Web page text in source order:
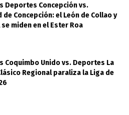
Deportes Concepción vs.
de Concepción: el León de Collao y
miden en el Ester Roa
Coquimbo Unido vs. Deportes La
Regional paraliza la Liga de